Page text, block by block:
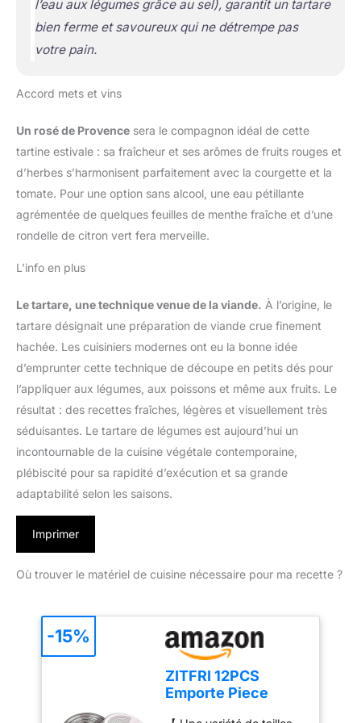
l’eau aux légumes grâce au sel), garantit un tartare
bien ferme et savoureux qui ne détrempe pas
votre pain.
Accord mets et vins
Un rosé de Provence sera le compagnon idéal de cette
tartine estivale : sa fraîcheur et ses arômes de fruits rouges et
d’herbes s’harmonisent parfaitement avec la courgette et la
tomate. Pour une option sans alcool, une eau pétillante
agrémentée de quelques feuilles de menthe fraîche et d’une
rondelle de citron vert fera merveille.
L’info en plus
Le tartare, une technique venue de la viande. À l’origine, le
tartare désignait une préparation de viande crue finement
hachée. Les cuisiniers modernes ont eu la bonne idée
d’emprunter cette technique de découpe en petits dés pour
l’appliquer aux légumes, aux poissons et même aux fruits. Le
résultat : des recettes fraîches, légères et visuellement très
séduisantes. Le tartare de légumes est aujourd’hui un
incontournable de la cuisine végétale contemporaine,
plébiscité pour sa rapidité d’exécution et sa grande
adaptabilité selon les saisons.
Imprimer
Où trouver le matériel de cuisine nécessaire pour ma recette ?
ZITFRI 12PCS
Emporte Piece
-15%